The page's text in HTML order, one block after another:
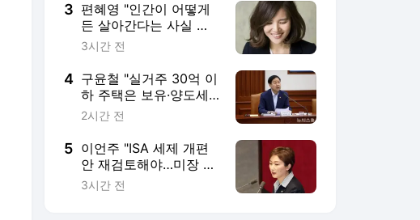
3 편혜영 "인간이 어떻게
든 살아간다는 사실 자
체가 경이롭다" [문화人
3시간 전
4 구윤철 "실거주 30억 이
하 주택은 보유·양도세
모두 완화"
2시간 전
5 이언주 "ISA 세제 개편
안 재검토해야…미장 탈
출 강요는 강압적 행정"
3시간 전